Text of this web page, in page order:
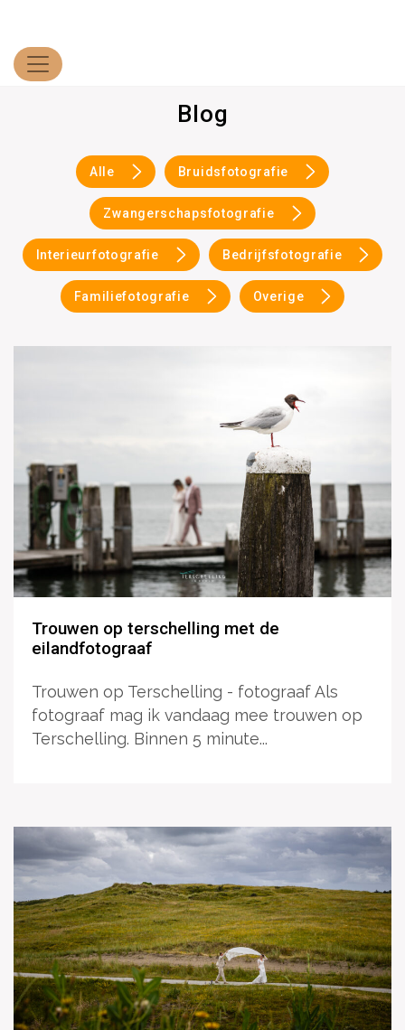
Blog
Alle Bruidsfotografie
Zwangerschapsfotografie
Interieurfotografie Bedrijfsfotografie
Familiefotografie Overige
Trouwen op terschelling met de
eilandfotograaf
Trouwen op Terschelling - fotograaf Als
fotograaf mag ik vandaag mee trouwen op
Terschelling. Binnen 5 minute...